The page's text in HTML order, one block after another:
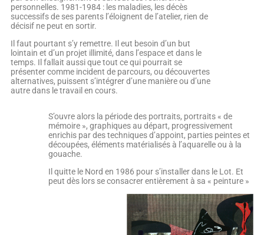
personnelles. 1981-1984 : les maladies, les décès
successifs de ses parents l’éloignent de l’atelier, rien de
décisif ne peut en sortir.
Il faut pourtant s’y remettre. Il eut besoin d’un but
lointain et d’un projet illimité, dans l’espace et dans le
temps. Il fallait aussi que tout ce qui pourrait se
présenter comme incident de parcours, ou découvertes
alternatives, puissent s’intégrer d’une manière ou d’une
autre dans le travail en cours.
S’ouvre alors la période des portraits, portraits « de
mémoire », graphiques au départ, progressivement
enrichis par des techniques d’appoint, parties peintes et
découpées, éléments matérialisés à l’aquarelle ou à la
gouache.
Il quitte le Nord en 1986 pour s’installer dans le Lot. Et
peut dès lors se consacrer entièrement à sa « peinture »